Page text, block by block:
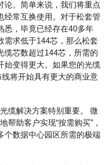
论。简单来说，我们将重点
经常互换使用。对于松套管
悉，毕竟已经存在40多年
需求低于144芯，那么松套
缆芯数超过144芯，所需的
始变得更大。如果您的光缆
将开始具有更大的商业意
缆解决方案特别重要。 微
帮助客户实现“按需购买”，
个数据中心园区所需的极端